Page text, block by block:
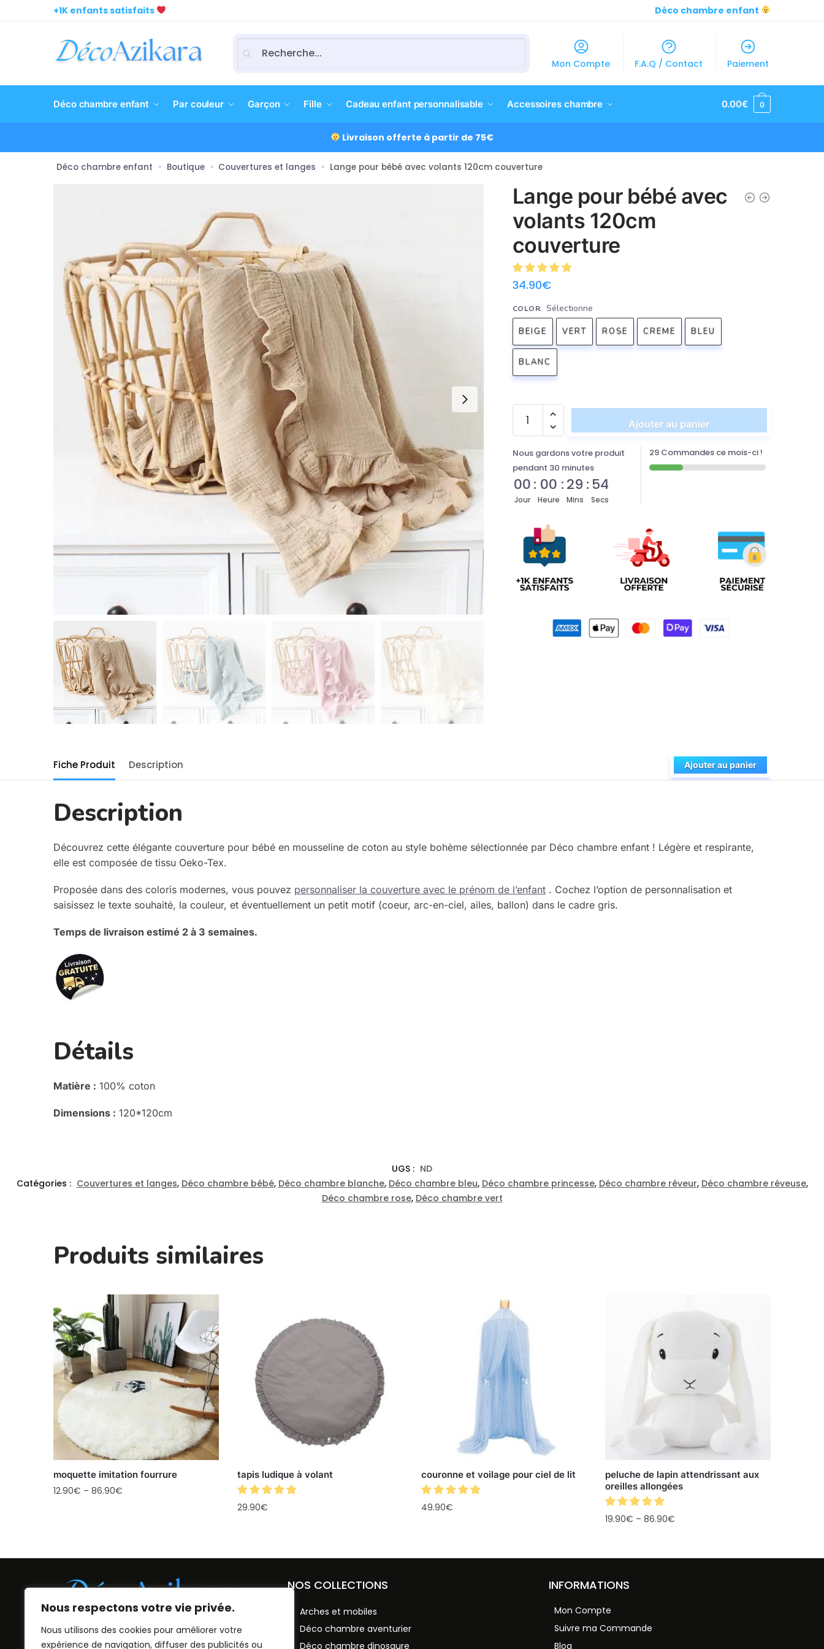
Nous respectons votre vie privée.
Nous utilisons des cookies pour améliorer votre
expérience de navigation, diffuser des publicités ou
+1K enfants satisfaits Déco chambre enfant
Mon Compte F.A.Q / Contact Paiement
Déco chambre enfant Par couleur Garçon Fille Cadeau enfant personnalisable Accessoires chambre 0.00€ 0
Livraison offerte à partir de 75€
Déco chambre enfant » Boutique » Couvertures et langes » Lange pour bébé avec volants 120cm couverture
Lange pour bébé avec
volants 120cm
couverture
34.90€
COLOR: Sélectionne
BEIGE VERT ROSE CREME BLEU
BLANC
Ajouter au panier
Nous gardons votre produit
pendant 30 minutes
00
Jour
: 00
Heure
:29
Mins
:53
Secs
29 Commandes ce mois-ci !
Fiche Produit Description Ajouter au panier
Description
Découvrez cette élégante couverture pour bébé en mousseline de coton au style bohème sélectionnée par Déco chambre enfant ! Légère et respirante,
elle est composée de tissu Oeko-Tex.
Proposée dans des coloris modernes, vous pouvez personnaliser la couverture avec le prénom de l’enfant . Cochez l’option de personnalisation et
saisissez le texte souhaité, la couleur, et éventuellement un petit motif (coeur, arc-en-ciel, ailes, ballon) dans le cadre gris.
Temps de livraison estimé 2 à 3 semaines.
Détails
Matière : 100% coton
Dimensions : 120*120cm
UGS : ND
Catégories : Couvertures et langes, Déco chambre bébé, Déco chambre blanche, Déco chambre bleu, Déco chambre princesse, Déco chambre rêveur, Déco chambre réveuse,
Déco chambre rose, Déco chambre vert
Produits similaires
moquette imitation fourrure
12.90€ –86.90€
tapis ludique à volant
29.90€
couronne et voilage pour ciel de lit
49.90€
peluche de lapin attendrissant aux
oreilles allongées
19.90€ – 86.90€
Décorez la chambre de vos enfants avec
NOS COLLECTIONS
Arches et mobiles
Déco chambre aventurier
Déco chambre dinosaure
INFORMATIONS
Mon Compte
Suivre ma Commande
Blog